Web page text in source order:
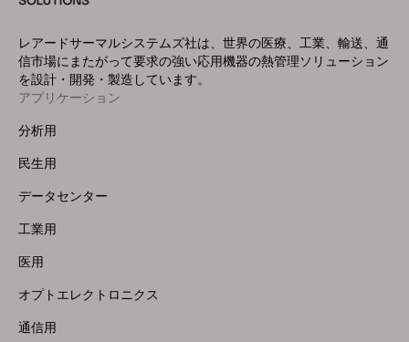
レアードサーマルシステムズ社は、世界の医療、工業、輸送、通
信市場にまたがって要求の強い応用機器の熱管理ソリューション
を設計・開発・製造しています。
Footer
Menu
アプリケーション
分析用
民生用
データセンター
工業用
医用
オプトエレクトロニクス
通信用